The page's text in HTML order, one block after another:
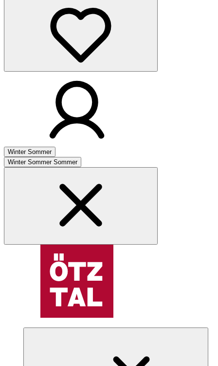
Winter Sommer
Winter Sommer Sommer